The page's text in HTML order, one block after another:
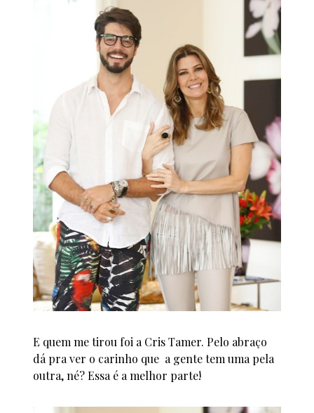
E quem me tirou foi a Cris Tamer. Pelo abraço
dá pra ver o carinho que a gente tem uma pela
outra, né? Essa é a melhor parte!